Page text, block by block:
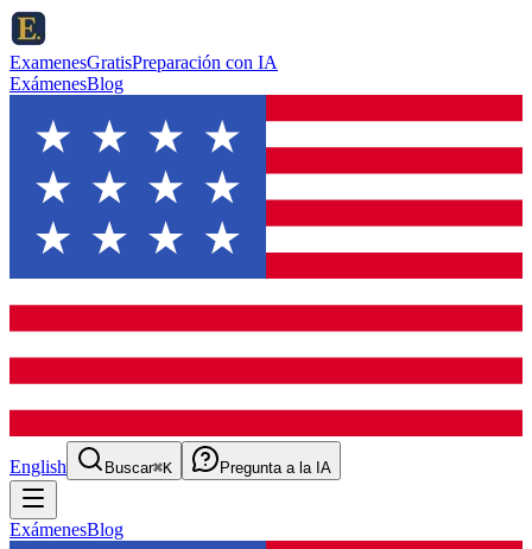
ExamenesGratisPreparación con IA
ExámenesBlog
English Buscar⌘K Pregunta a la IA
ExámenesBlog